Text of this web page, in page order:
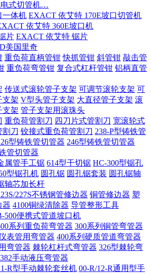
电式切管机…
一体机 EXACT 依艾特 170E坡口切管机
依艾特 360E坡口机
片 EXACT 依艾特 锯片
美国里奇
重负荷直柄管钳 快抓管钳 斜管钳 敲击管
重负荷弯管钳 复合式杠杆管钳 铝柄直管
传送式滚轮管子支架 可调节滚轮支架 可
支架 V型头管子支架 大直径管子支架 滚
支架 管子支架用滚珠头
重负荷管割刀 四刀片式管割刀 宽滚轮式
割刀 铰接式重负荷管割刀 238-P型铸铁管
型铸铁管切管器 246型铸铁管切管器
管切管器
属管手工锯 614型干切锯 HC-300型锯孔
型锯孔机 圆孔锯 圆孔锯套装 圆孔锯轴
轴芯加长杆
227S不锈钢管修边器 铜管修边器 塑
器 4100铜绿清除器 导管整形工具
500便携式管道坡口机
系列重负荷弯管器 300系列铜管弯管器
表管用弯管器 400系列硬质管道弯管器
弯管器 棘轮杠杆式弯管器 326型棘轮弯
手动液压弯管器
R型手动棘轮套丝机 00-R/12-R通用型手